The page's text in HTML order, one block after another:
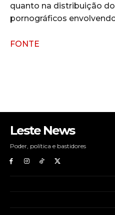
quanto na distribuição
pornográficos
FONTE
Leste News
Poder, política e bastidores